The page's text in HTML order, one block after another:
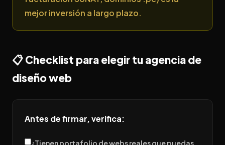
mejor inversión a largo plazo.
📋 Checklist para elegir tu agencia de
diseño web
Antes de firmar, verifica:
¿Tienen portafolio de webs reales que puedas